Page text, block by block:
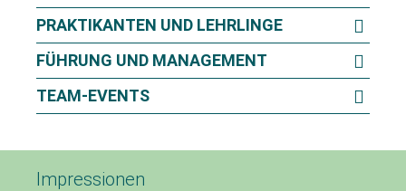
PRAKTIKANTEN UND LEHRLINGE
FÜHRUNG UND MANAGEMENT
TEAM-EVENTS
Impressionen